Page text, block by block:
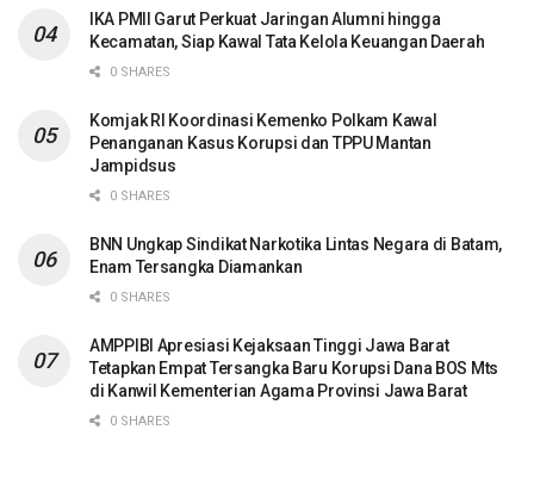
IKA PMII Garut Perkuat Jaringan Alumni hingga
Kecamatan, Siap Kawal Tata Kelola Keuangan Daerah
0 SHARES
Komjak RI Koordinasi Kemenko Polkam Kawal
Penanganan Kasus Korupsi dan TPPU Mantan
Jampidsus
0 SHARES
BNN Ungkap Sindikat Narkotika Lintas Negara di Batam,
Enam Tersangka Diamankan
0 SHARES
AMPPIBI Apresiasi Kejaksaan Tinggi Jawa Barat
Tetapkan Empat Tersangka Baru Korupsi Dana BOS Mts
di Kanwil Kementerian Agama Provinsi Jawa Barat
0 SHARES